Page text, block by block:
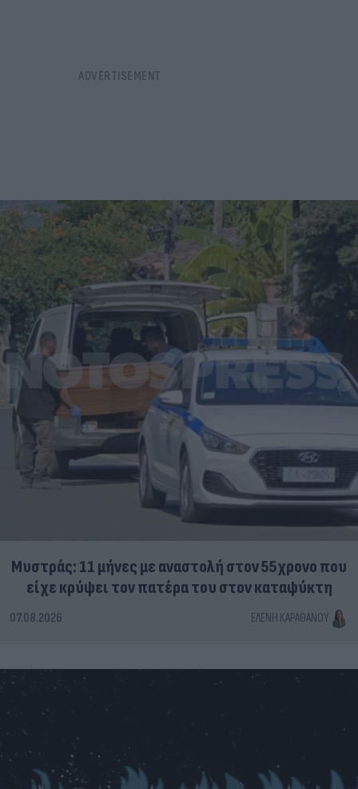
Μυστράς: 11 μήνες με αναστολή στον 55χρονο που
είχε κρύψει τον πατέρα του στον καταψύκτη
07.08.2026 ΕΛΈΝΗ ΚΑΡΑΘΆΝΟΥ